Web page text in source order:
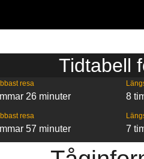
Tidtabell
resa
26 minuter 8
resa
57 minuter 7